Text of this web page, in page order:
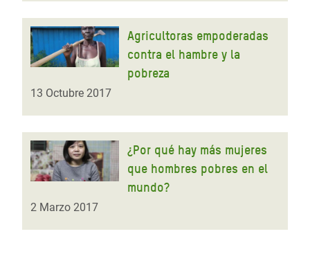
Agricultoras empoderadas
contra el hambre y la
pobreza
13 Octubre 2017
¿Por qué hay más mujeres
que hombres pobres en el
mundo?
2 Marzo 2017